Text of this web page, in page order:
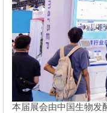
本届展会由中国生物发